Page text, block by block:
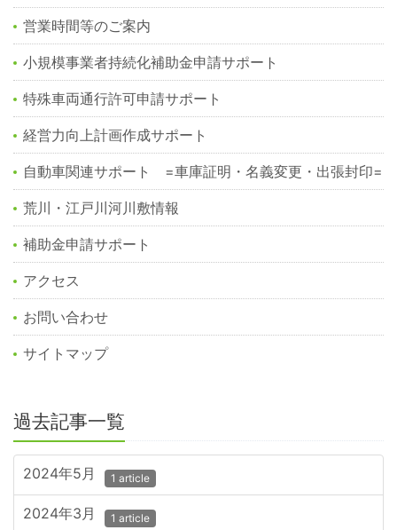
営業時間等のご案内
小規模事業者持続化補助金申請サポート
特殊車両通行許可申請サポート
経営力向上計画作成サポート
自動車関連サポート =車庫証明・名義変更・出張封印=
荒川・江戸川河川敷情報
補助金申請サポート
アクセス
お問い合わせ
サイトマップ
過去記事一覧
2024年5月 1 article
2024年3月 1 article